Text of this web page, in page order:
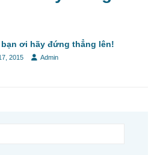
ơi hãy đứng thẳng lên!
2015 Admin